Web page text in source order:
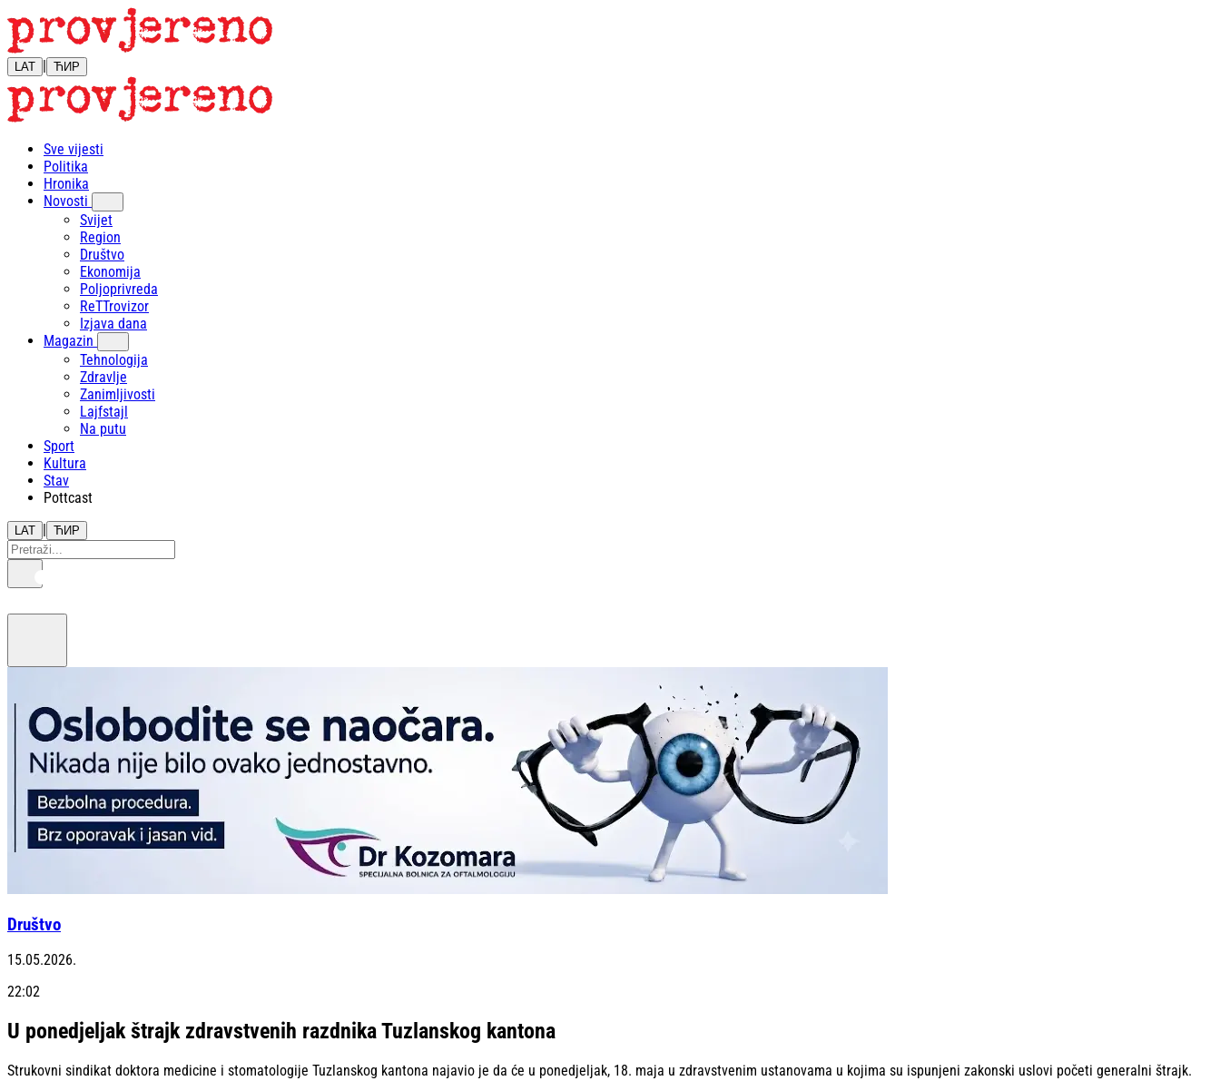
LAT | ЋИР
Sve vijesti
Politika
Hronika
Novosti
Svijet
Region
Društvo
Ekonomija
Poljoprivreda
ReTTrovizor
Izjava dana
Magazin
Tehnologija
Zdravlje
Zanimljivosti
Lajfstajl
Na putu
Sport
Kultura
Stav
Pottcast
LAT | ЋИР
Društvo
15.05.2026.
22:02
U ponedjeljak štrajk zdravstvenih razdnika Tuzlanskog kantona
Strukovni sindikat doktora medicine i stomatologije Tuzlanskog kantona najavio je da će u poned‌jeljak, 18. maja u zdravstvenim ustanovama u kojima su ispunjeni zakonski uslovi početi generalni štrajk.